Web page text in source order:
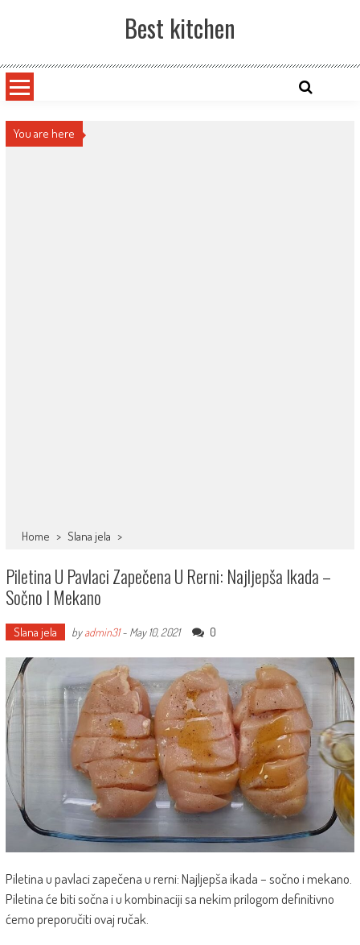
Best kitchen
You are here
Home > Slana jela >
Piletina U Pavlaci Zapečena U Rerni: Najljepša Ikada –
Sočno I Mekano
Slana jela byadmin31- May 10, 2021 0
Piletina u pavlaci zapečena u rerni: Najljepša ikada – sočno i mekano.
Piletina će biti sočna i u kombinaciji sa nekim prilogom definitivno
ćemo preporučiti ovaj ručak.